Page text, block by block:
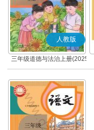
人教版
三年级道德与法治上册(2025
秋版)(部编版)